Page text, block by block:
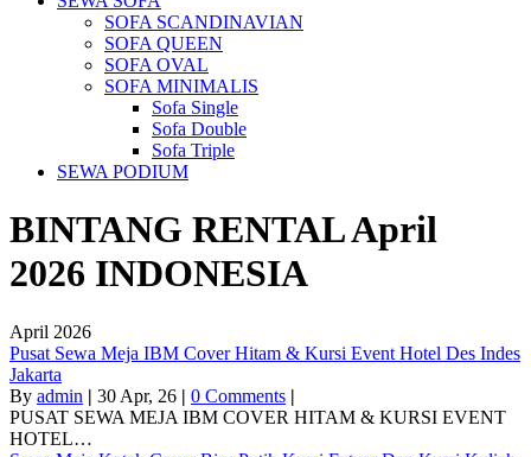
SOFA SCANDINAVIAN
SOFA QUEEN
SOFA OVAL
SOFA MINIMALIS
Sofa Single
Sofa Double
Sofa Triple
SEWA PODIUM
BINTANG RENTALApril
2026 INDONESIA
April 2026
Pusat Sewa Meja IBM Cover Hitam & Kursi Event Hotel Des Indes
Jakarta
By admin | 30 Apr, 26 | 0 Comments |
PUSAT SEWA MEJA IBM COVER HITAM & KURSI EVENT
HOTEL…